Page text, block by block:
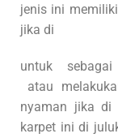
jenis ini
jika di
untuk sebagai
atau
nyaman jika di
karpet ini di